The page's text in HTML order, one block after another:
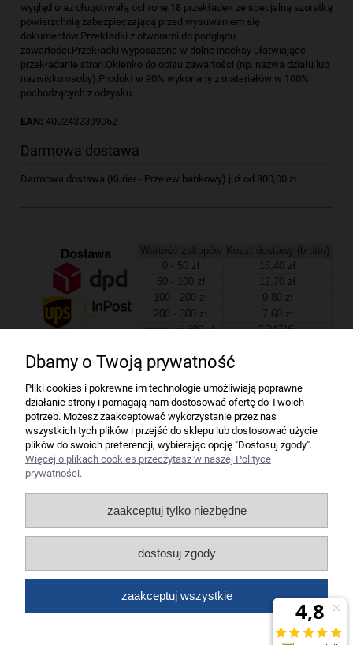
wygląd oraz długotrwałą ochronę.18 przekładek ze specjalną szorstką
powierzchnią zabezpieczającą przed wysuwaniem się
dokumentów.Przekładki z otworami do podglądu
zawartości.Przekładki wyposażone w dolne indeksy ułatwiające
przekładanie stron.Okienko do opisu zawartości (np. nazwa działu lub
nazwisko osoby).Produkt w 90% wykonany z materiałów w 100%
pochodzących z odzysku.
EAN: 4002432399062
Darmowa dostawa
Darmowa dostawa (Kurier - Przelew bankowy) już od 300,00 zł.
Wartość zakupów
Koszt dostawy (brutto)
0 - 50 zł
16,40 zł
50 - 100 zł
12,70 zł
100 - 200 zł
9,80 zł
200 - 300 zł
7,60 zł
powyżej 300 zł
GRATIS
Firma
Bindownice wg producentów
Niszczarki wg producentów
Liczarki pieniędzy
Wszelkie prawa zastrzeżone dla artykuły biurowe Koneser.
Dbamy o Twoją prywatność
Pliki cookies i pokrewne im technologie umożliwiają poprawne
działanie strony i pomagają nam dostosować ofertę do Twoich
potrzeb. Możesz zaakceptować wykorzystanie przez nas
wszystkich tych plików i przejść do sklepu lub dostosować użycie
plików do swoich preferencji, wybierając opcję "Dostosuj zgody".
Więcej o plikach cookies przeczytasz w naszej Polityce
prywatności.
zaakceptuj tylko niezbędne
dostosuj zgody
zaakceptuj wszystkie